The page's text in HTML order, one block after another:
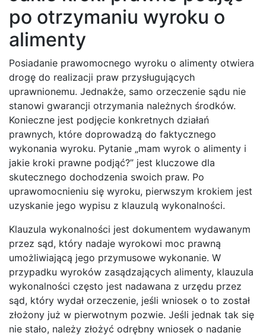
po otrzymaniu wyroku o
alimenty
Posiadanie prawomocnego wyroku o alimenty otwiera
drogę do realizacji praw przysługujących
uprawnionemu. Jednakże, samo orzeczenie sądu nie
stanowi gwarancji otrzymania należnych środków.
Konieczne jest podjęcie konkretnych działań
prawnych, które doprowadzą do faktycznego
wykonania wyroku. Pytanie „mam wyrok o alimenty i
jakie kroki prawne podjąć?” jest kluczowe dla
skutecznego dochodzenia swoich praw. Po
uprawomocnieniu się wyroku, pierwszym krokiem jest
uzyskanie jego wypisu z klauzulą wykonalności.
Klauzula wykonalności jest dokumentem wydawanym
przez sąd, który nadaje wyrokowi moc prawną
umożliwiającą jego przymusowe wykonanie. W
przypadku wyroków zasądzających alimenty, klauzula
wykonalności często jest nadawana z urzędu przez
sąd, który wydał orzeczenie, jeśli wniosek o to został
złożony już w pierwotnym pozwie. Jeśli jednak tak się
nie stało, należy złożyć odrębny wniosek o nadanie